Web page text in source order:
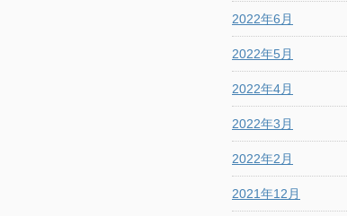
2022年6月
2022年5月
2022年4月
2022年3月
2022年2月
2021年12月